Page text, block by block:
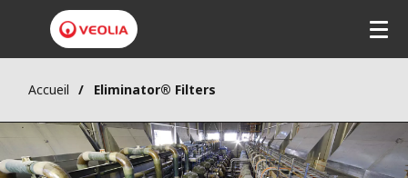
Accueil Eliminator® Filters